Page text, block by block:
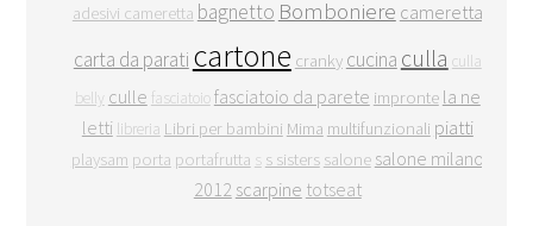
adesivi cameretta bagnetto Bomboniere cameretta
carta da parati cartone cranky cucina culla culla
belly culle fasciatoiofasciatoio da parete impronte la ne
letti libreria Libri per bambini Mima multifunzionali piatti
playsam porta portafrutta s s sisters salone salone milano
2012 scarpine totseat